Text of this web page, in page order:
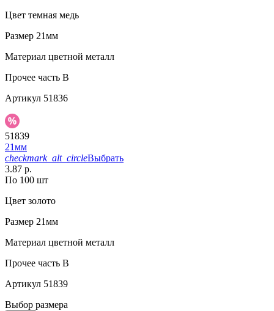
Цвет темная медь
Размер 21мм
Материал цветной металл
Прочее часть B
Артикул 51836
51839
21мм
checkmark_alt_circleВыбрать
3.87 р.
По 100 шт
Цвет золото
Размер 21мм
Материал цветной металл
Прочее часть B
Артикул 51839
Выбор размера